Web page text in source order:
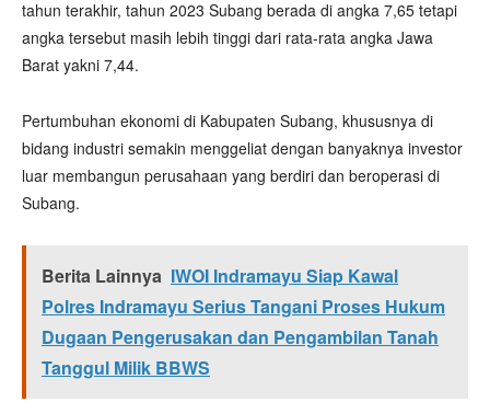
tahun terakhir, tahun 2023 Subang berada di angka 7,65 tetapi
angka tersebut masih lebih tinggi dari rata-rata angka Jawa
Barat yakni 7,44.
Pertumbuhan ekonomi di Kabupaten Subang, khususnya di
bidang industri semakin menggeliat dengan banyaknya investor
luar membangun perusahaan yang berdiri dan beroperasi di
Subang.
Berita Lainnya IWOI Indramayu Siap Kawal
Polres Indramayu Serius Tangani Proses Hukum
Dugaan Pengerusakan dan Pengambilan Tanah
Tanggul Milik BBWS